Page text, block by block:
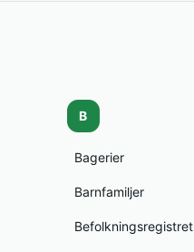
B
Bagerier
Barnfamiljer
Befolkningsregistret